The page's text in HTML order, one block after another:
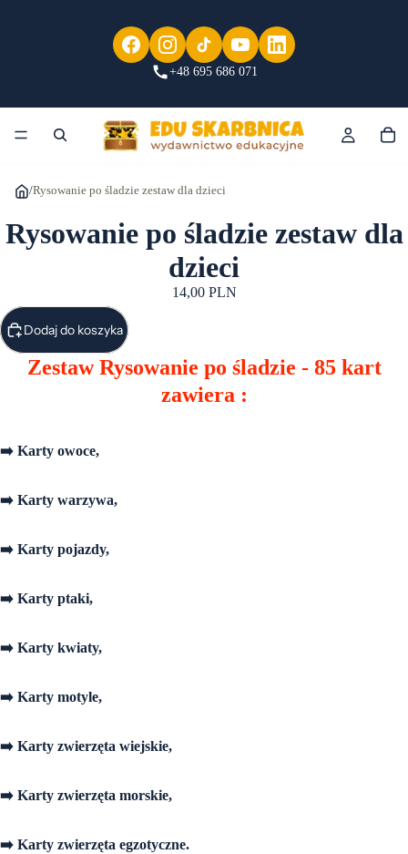
+48 695 686 071
/Rysowanie po śladzie zestaw dla dzieci
Rysowanie po śladzie zestaw dla
dzieci
14,00 PLN
Dodaj do koszyka
Zestaw Rysowanie po śladzie - 85 kart
zawiera :
➡️ Karty owoce,
➡️ Karty warzywa,
➡️ Karty pojazdy,
➡️ Karty ptaki,
➡️ Karty kwiaty,
➡️ Karty motyle,
➡️ Karty zwierzęta wiejskie,
➡️ Karty zwierzęta morskie,
➡️ Karty zwierzęta egzotyczne.